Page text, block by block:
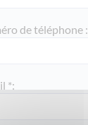
de téléphone :
*: